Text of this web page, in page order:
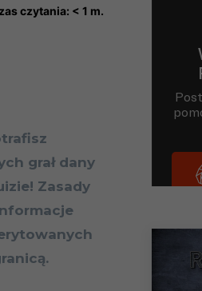
czytania: < 1 m.
grał dany
Zasady